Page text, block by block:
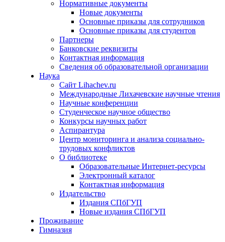
Нормативные документы
Новые документы
Основные приказы для сотрудников
Основные приказы для студентов
Партнеры
Банковские реквизиты
Контактная информация
Сведения об образовательной организации
Наука
Сайт Lihachev.ru
Международные Лихачевские научные чтения
Научные конференции
Студенческое научное общество
Конкурсы научных работ
Аспирантура
Центр мониторинга и анализа социально-
трудовых конфликтов
О библиотеке
Образовательные Интернет-ресурсы
Электронный каталог
Контактная информация
Издательство
Издания СПбГУП
Новые издания СПбГУП
Проживание
Гимназия